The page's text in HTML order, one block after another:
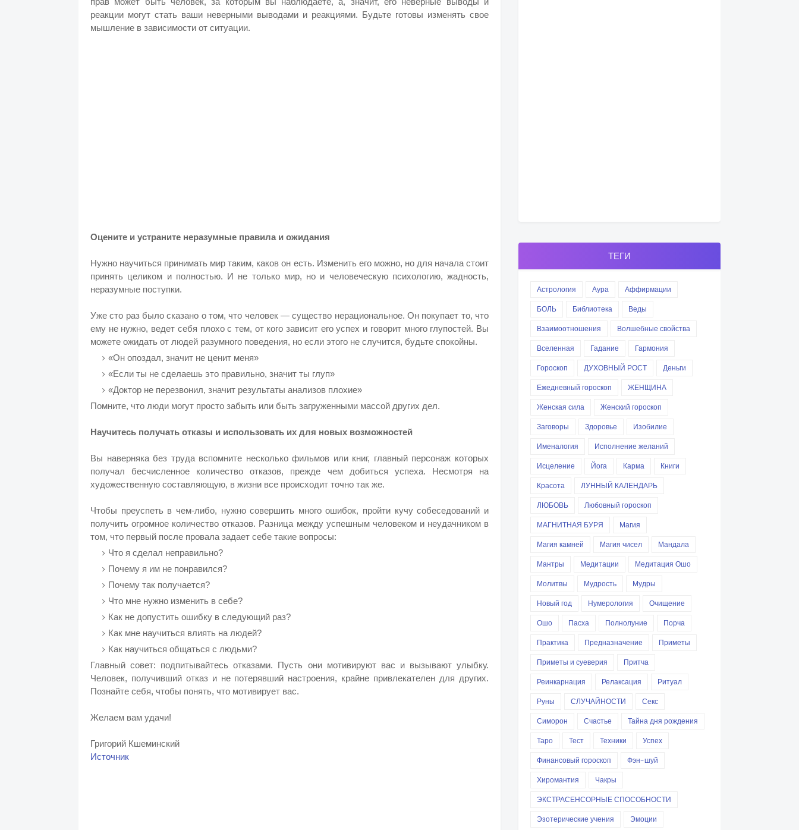
реакции могут стать ваши неверными выводами и реакциями. Будьте готовы изменять свое
мышление в зависимости от ситуации.
Оцените и устраните неразумные правила и ожидания
Нужно научиться принимать мир таким, каков он есть. Изменить его можно, но для начала стоит
принять целиком и полностью. И не только мир, но и человеческую психологию, жадность,
неразумные поступки.
Уже сто раз было сказано о том, что человек — существо нерациональное. Он покупает то, что
ему не нужно, ведет себя плохо с тем, от кого зависит его успех и говорит много глупостей. Вы
можете ожидать от людей разумного поведения, но если этого не случится, будьте спокойны.
«Он опоздал, значит не ценит меня»
«Если ты не сделаешь это правильно, значит ты глуп»
«Доктор не перезвонил, значит результаты анализов плохие»
Помните, что люди могут просто забыть или быть загруженными массой других дел.
Научитесь получать отказы и использовать их для новых возможностей
Вы наверняка без труда вспомните несколько фильмов или книг, главный персонаж которых
получал бесчисленное количество отказов, прежде чем добиться успеха. Несмотря на
художественную составляющую, в жизни все происходит точно так же.
Чтобы преуспеть в чем-либо, нужно совершить много ошибок, пройти кучу собеседований и
получить огромное количество отказов. Разница между успешным человеком и неудачником в
том, что первый после провала задает себе такие вопросы:
Что я сделал неправильно?
Почему я им не понравился?
Почему так получается?
Что мне нужно изменить в себе?
Как не допустить ошибку в следующий раз?
Как мне научиться влиять на людей?
Как научиться общаться с людьми?
Главный совет: подпитывайтесь отказами. Пусть они мотивируют вас и вызывают улыбку.
Человек, получивший отказ и не потерявший настроения, крайне привлекателен для других.
Познайте себя, чтобы понять, что мотивирует вас.
Желаем вам удачи!
Григорий Кшеминский
Источник
ТЕГИ
Астрология Аура
Аффирмации
БОЛЬ
Библиотека
Веды
Взаимоотношения
Волшебные свойства
Вселенная
Гадание
Гармония
Гороскоп
ДУХОВНЫЙ РОСТ
Деньги
Ежедневный гороскоп
ЖЕНЩИНА
Женская сила
Женский гороскоп
Заговоры
Здоровье
Изобилие
Именалогия
Исполнение желаний
Исцеление
Йога Карма
Книги
Красота
ЛУННЫЙ КАЛЕНДАРЬ
ЛЮБОВЬ
Любовный гороскоп
МАГНИТНАЯ БУРЯ
Магия
Магия камней
Магия чисел
Мандала
Мантры
Медитации
Медитация Ошо
Молитвы
Мудрость
Мудры
Новый год
Нумерология
Очищение
Ошо
Пасха Полнолуние
Порча
Практика
Предназначение
Приметы
Приметы и суеверия
Притча
Реинкарнация
Релаксация
Ритуал
Руны
СЛУЧАЙНОСТИ
Секс
Симорон
Счастье
Тайна дня рождения
Таро
Тест Техники
Успех
Финансовый гороскоп
Фэн-шуй
Хиромантия
Чакры
ЭКСТРАСЕНСОРНЫЕ СПОСОБНОСТИ
Эзотерические учения
Эмоции